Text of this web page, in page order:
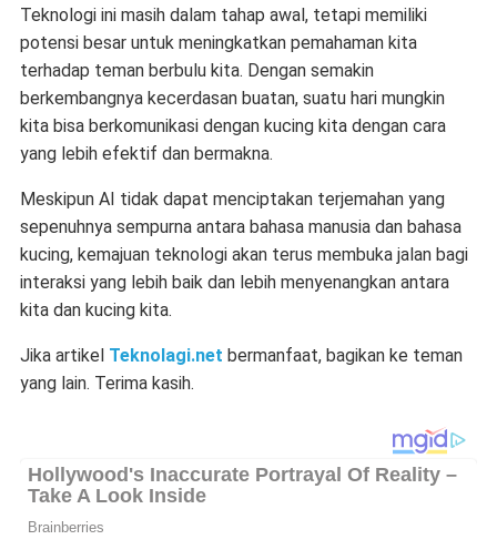
Teknologi ini masih dalam tahap awal, tetapi memiliki
potensi besar untuk meningkatkan pemahaman kita
terhadap teman berbulu kita. Dengan semakin
berkembangnya kecerdasan buatan, suatu hari mungkin
kita bisa berkomunikasi dengan kucing kita dengan cara
yang lebih efektif dan bermakna.
Meskipun AI tidak dapat menciptakan terjemahan yang
sepenuhnya sempurna antara bahasa manusia dan bahasa
kucing, kemajuan teknologi akan terus membuka jalan bagi
interaksi yang lebih baik dan lebih menyenangkan antara
kita dan kucing kita.
Jika artikel Teknolagi.net bermanfaat, bagikan ke teman
yang lain. Terima kasih.